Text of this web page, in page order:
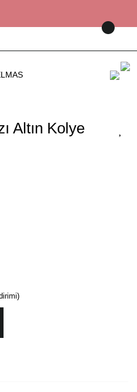
Altın Kolye